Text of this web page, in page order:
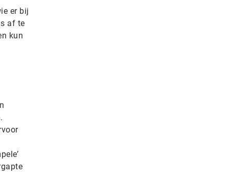
er bij
af te
kun